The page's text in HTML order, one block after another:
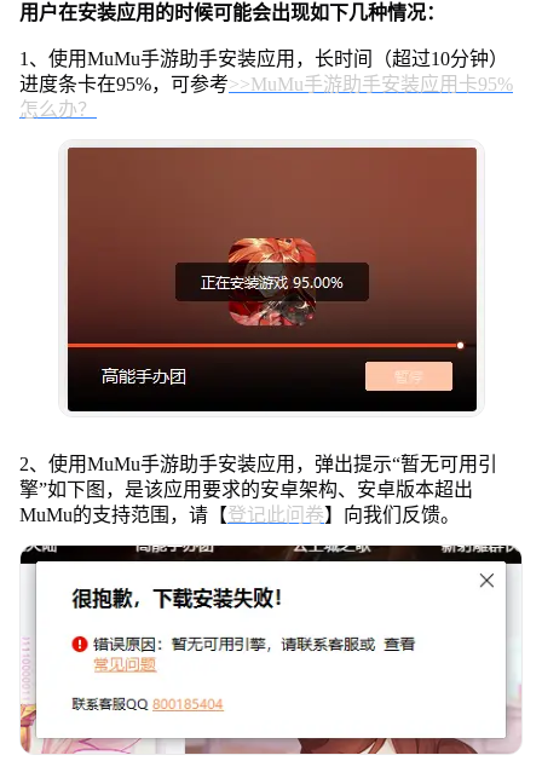
用户在安装应用的时候可能会出现如下几种情况：
1、使用MuMu手游助手安装应用，长时间（超过10分钟）
进度条卡在95%，可参考>>MuMu手游助手安装应用卡95%
怎么办？
2、使用MuMu手游助手安装应用，弹出提示“暂无可用引
擎”如下图，是该应用要求的安卓架构、安卓版本超出
MuMu的支持范围，请【登记此问卷】向我们反馈。